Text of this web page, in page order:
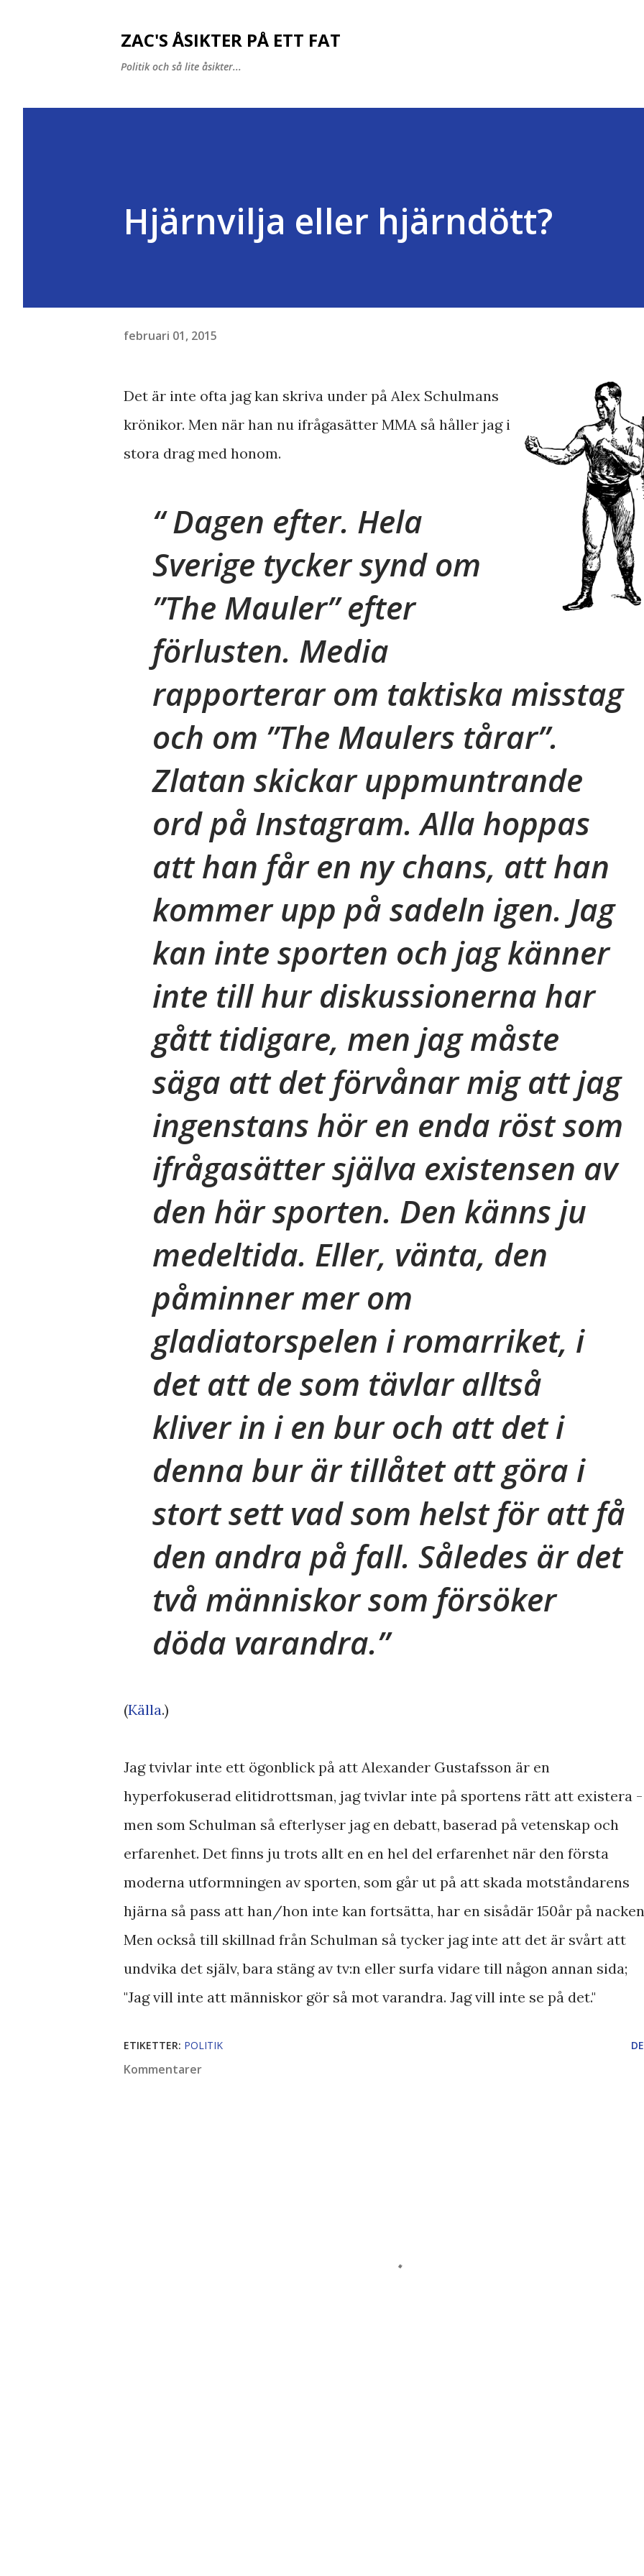
ZAC'S ÅSIKTER PÅ ETT FAT
Politik och så lite åsikter...
Hjärnvilja eller hjärndött?
februari 01, 2015
Det är inte ofta jag kan skriva under på Alex Schulmans
krönikor. Men när han nu ifrågasätter MMA så håller jag i
stora drag med honom.
Dagen efter. Hela
Sverige tycker synd om
”The Mauler” efter
förlusten. Media
rapporterar om taktiska misstag
och om ”The Maulers tårar”.
Zlatan skickar uppmuntrande
ord på Instagram. Alla hoppas
att han får en ny chans, att han
kommer upp på sadeln igen. Jag
kan inte sporten och jag känner
inte till hur diskussionerna har
gått tidigare, men jag måste
säga att det förvånar mig att jag
ingenstans hör en enda röst som
ifrågasätter själva existensen av
den här sporten. Den känns ju
medeltida. Eller, vänta, den
påminner mer om
gladiatorspelen i romarriket, i
det att de som tävlar alltså
kliver in i en bur och att det i
denna bur är tillåtet att göra i
stort sett vad som helst för att få
den andra på fall. Således är det
två människor som försöker
döda varandra.
(Källa.)
Jag tvivlar inte ett ögonblick på att Alexander Gustafsson är en
hyperfokuserad elitidrottsman, jag tvivlar inte på sportens rätt att existera -
men som Schulman så efterlyser jag en debatt, baserad på vetenskap och
erfarenhet. Det finns ju trots allt en en hel del erfarenhet när den första
moderna utformningen av sporten, som går ut på att skada motståndarens
hjärna så pass att han/hon inte kan fortsätta, har en sisådär 150år på
Men också till skillnad från Schulman så tycker jag inte att det är svårt att
undvika det själv, bara stäng av tv:n eller surfa vidare till någon annan sida;
"Jag vill inte att människor gör så mot varandra. Jag vill inte se på det."
ETIKETTER: POLITIK
Kommentarer